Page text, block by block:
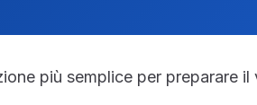
più semplice per